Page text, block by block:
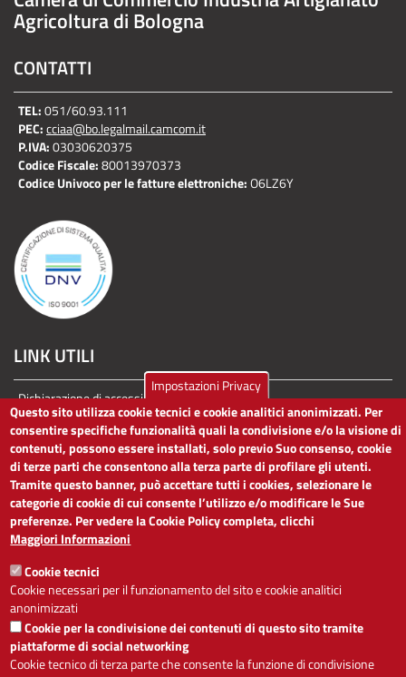
Agricoltura di Bologna
CONTATTI
TEL:051/60.93.111
PEC:cciaa@bo.legalmail.camcom.it
P.IVA:03030620375
Codice Fiscale:80013970373
Codice Univoco per le fatture elettroniche:O6LZ6Y
LINK UTILI
Dichiarazione di accessibilità
Obiettivi di accessibilità
Segnalaci problemi di accessibilità
Note legali
Privacy
Accesso riservato
ACCESSIBILITÀ
- A +
Alto contrasto Solo testo
Impostazioni Privacy
Questo sito utilizza cookie tecnici e cookie analitici anonimizzati. Per
consentire specifiche funzionalità quali la condivisione e/o la visione di
contenuti, possono essere installati, solo previo Suo consenso, cookie
di terze parti che consentono alla terza parte di profilare gli utenti.
Tramite questo banner, può accettare tutti i cookies, selezionare le
categorie di cookie di cui consente l’utilizzo e/o modificare le Sue
preferenze. Per vedere la Cookie Policy completa, clicchi
Maggiori Informazioni
Cookie tecnici
Cookie necessari per il funzionamento del sito e cookie analitici
anonimizzati
Cookie per la condivisione dei contenuti di questo sito tramite
piattaforme di social networking
Cookie tecnico di terza parte che consente la funzione di condivisione